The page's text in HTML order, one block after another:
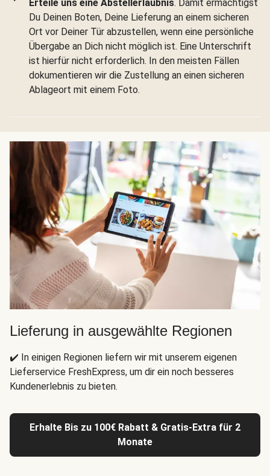
Erteile uns eine Abstellerlaubnis. Damit ermächtigst
Du Deinen Boten, Deine Lieferung an einem sicheren
Ort vor Deiner Tür abzustellen, wenn eine persönliche
Übergabe an Dich nicht möglich ist. Eine Unterschrift
ist hierfür nicht erforderlich. In den meisten Fällen
dokumentieren wir die Zustellung an einen sicheren
Ablageort mit einem Foto.
Lieferung in ausgewählte Regionen
✔️ In einigen Regionen liefern wir mit unserem eigenen
Lieferservice FreshExpress, um dir ein noch besseres
Kundenerlebnis zu bieten.
Erhalte Bis zu 100€ Rabatt & Gratis-Extra für 2
Monate